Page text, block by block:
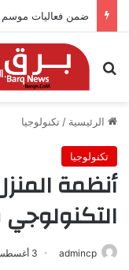
بحث عن
الرئيسية / تكنولوجيا
تكنولوجيا
أنظمة
admincp 3 أغسطس، 2025